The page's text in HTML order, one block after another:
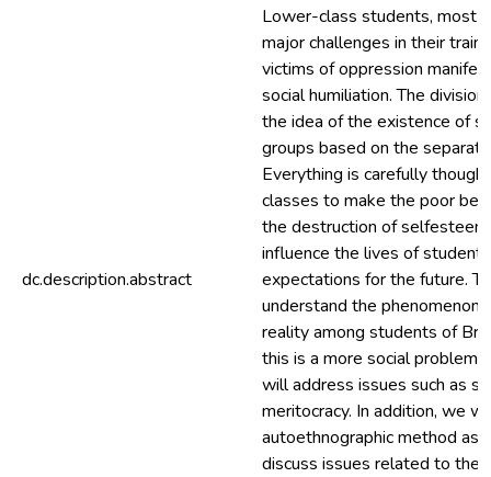
dc.description.abstract
Lower-class students, most
major challenges in their
victims of oppression
social humiliation. The
the idea of the existence of
groups based on the
Everything is carefully
classes to make the poor
the destruction of
influence the lives of
expectations for the future.
understand the phenomenon
reality among students of
this is a more social problem
will address issues such as
meritocracy. In addition, we
autoethnographic method as
discuss issues related to the